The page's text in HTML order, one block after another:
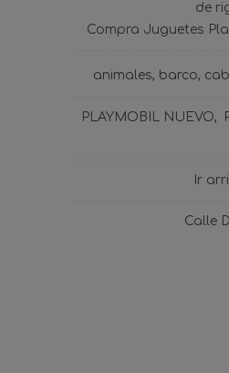
de
Compra Juguetes
animales barco
PLAYMOBIL NUEVO
Ir
Calle